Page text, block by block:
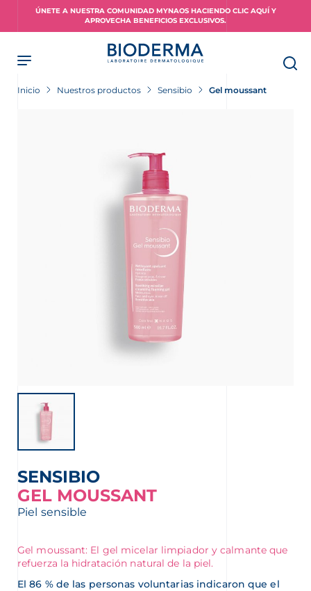
ÚNETE A NUESTRA COMUNIDAD MYNAOS HACIENDO CLIC AQUÍ Y
APROVECHA BENEFICIOS EXCLUSIVOS.
Inicio Nuestros productos Sensibio Gel moussant
SENSIBIO
GEL MOUSSANT
Piel sensible
Gel moussant: El gel micelar limpiador y calmante que
refuerza la hidratación natural de la piel.
El 86 % de las personas voluntarias indicaron que el